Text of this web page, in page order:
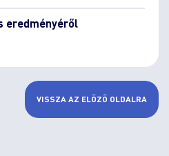
eredményéről
VISSZA AZ ELŐZŐ OLDALRA